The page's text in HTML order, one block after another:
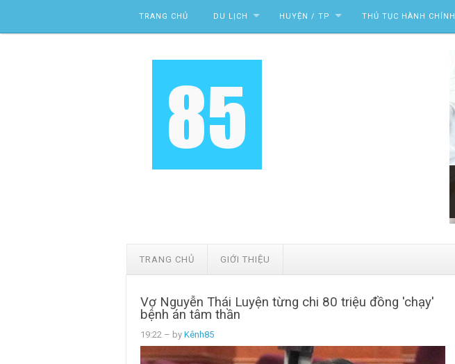
TRANG CHỦ DU LỊCH HUYỆN / TP THỦ TỤC HÀNH CHÍNH
TRANG CHỦ GIỚI THIỆU
Vợ Nguyễn Thái Luyện từng chi 80 triệu đồng 'chạy'
bệnh án tâm thần
19:22 – by Kênh85